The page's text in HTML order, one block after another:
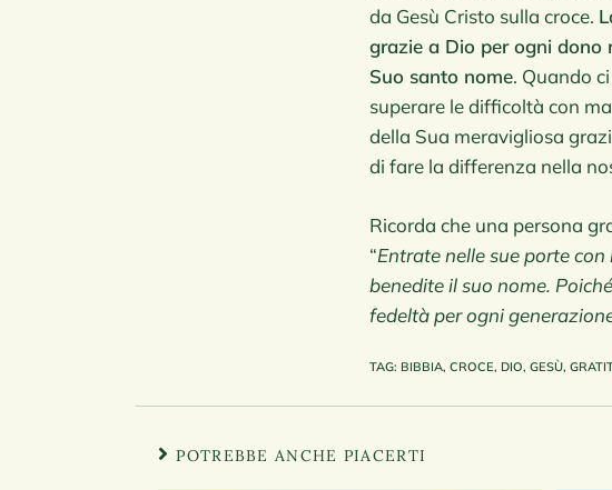
da Gesù Cristo sulla croce.
grazie a Dio per ogni dono
Suo santo nome. Quando
superare le difficoltà con
della Sua meravigliosa
di fare la differenza nella
Ricorda che una persona
“Entrate nelle sue porte
benedite il suo nome.
fedeltà per ogni
TAG: BIBBIA, CROCE, DIO, GESÙ,
POTREBBE ANCHE PIACERTI